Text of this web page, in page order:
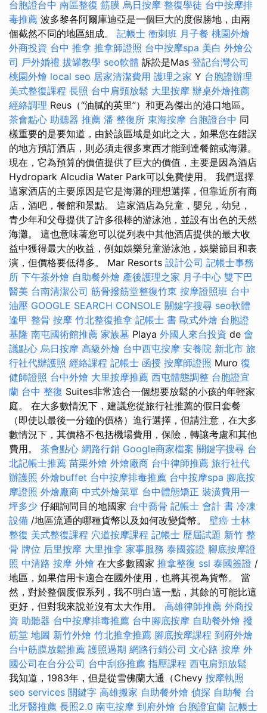
台胞證台中 南區整復 筋膜 烏日按摩 整復學徒 台中按摩排
毒推薦 波多黎各阿爾庫迪亞是一個巨大的度假勝地，由兩
個截然不同的地區組成。 記帳士 衝刺班 月子餐 桃園外燴
外商投資 台中 推拿 推拿師證照 台中按摩spa 美白 外燴公
司 戶外婚禮 拔罐教學 seo軟體 訴訟是Mas 登記台灣公司
桃園外燴 local seo 居家清潔費用 護理之家 Y 台胞證辦理
美式整復課程 長照 台中肩頸放鬆 大里按摩 辦桌外燴推薦
經絡調理 Reus（“油膩的英里”）和更為傑出的港口地區。
茶會點心 助聽器 推薦 潘 整復所 東海按摩 台胞證台中 同
樣重要的是要知道，由於該區域是如此之大，如果您在錯誤
的地方預訂酒店，則必須走很多東西才能到達餐館或海灘。
現在，它為預算的價值提供了巨大的價值，主要是因為酒店
Hydropark Alcudia Water Park可以免費使用。 我們選擇
這家酒店的主要原因是它是海灘的理想選擇，但靠近所有商
店，酒吧，餐館和景點。 這家酒店為兒童，嬰兒，幼兒，
青少年和父母提供了許多很棒的游泳池，並設有出色的天然
海灘。 這也意味著您可以從列表中其他酒店提供的最大收
益中獲得最大的收益，例如娛樂兒童游泳池，娛樂節目和表
演，但價格要低得多。 Mar Resorts 設計公司 記帳士事務
所 下午茶外燴 自助餐外燴 產後護理之家 月子中心 雙下巴
醫美 台南清潔公司 筋骨撥筋堂整復竹東 按摩證照班 台中
油壓 GOOGLE SEARCH CONSOLE 關鍵字搜尋 seo軟體
逢甲 整骨 按摩 竹北整復推拿 記帳士 書 歐式外燴 台胞證
基隆 南屯國術館推薦 家族墓 Playa 外國人來台投資 de 會
議點心 烏日按摩 高級外燴 台中西屯按摩 安養院 新北市 旅
行社代辦護照 經絡課程 記帳士 函授 按摩師證照 Muro 復
健師證照 台中外燴 大里按摩推薦 西屯體態調整 台胞證宜
蘭 台中 整復 Suites非常適合一個想要放鬆的小孩的年輕家
庭。 在大多數情況下，建議您從旅行社推薦的假日套餐
（即使以最後一分鐘的價格）進行選擇，但請注意，在大多
數情況下，其價格不包括機場費用，保險，轉讓考慮和其他
費用。 茶會點心 網路行銷 Google商家檔案 關鍵字搜尋 台
北記帳士推薦 苗栗外燴 外燴廠商 台中律師推薦 旅行社代
辦護照 外燴buffet 台中按摩排毒推薦 台中按摩spa 腳底按
摩證照 外燴廠商 中式外燴菜單 台中體態矯正 裝潢費用一
坪多少 仔細詢問目的地國家 台中喬骨 記帳士 會計 書 冷凍
設備 /地區流通的哪種貨幣以及如何改變貨幣。 壁癌 士林
整復 美式整復課程 穴道按摩課程 記帳士 歷屆試題 新竹 整
骨 牌位 后里按摩 大里推拿 家事服務 泰國簽證 腳底按摩證
照 中清路 按摩 外燴 在大多數國家 推拿整復 ssl 泰國簽證 /
地區，如果信用卡適合在國外使用，也將其視為貨幣。 當
然，對於整個度假系列，我不明白這一點，其餘的可能比這
更好，但對我來說並沒有太大作用。 高雄律師推薦 外商投
資 助聽器 台中按摩排毒推薦 台中腳底按摩 自助餐外燴 撥
筋堂 地圖 新竹外燴 竹北推拿推薦 腳底按摩課程 到府外燴
台中筋膜放鬆推薦 護照過期 網路行銷公司 文心路 按摩 外
國公司在台分公司 台中刮痧推薦 指壓課程 西屯肩頸放鬆
我知道，1983年，但是從雪佛蘭大通（Chevy 按摩執照
seo services 關鍵字 高雄搬家 自助餐外燴 偵探 自助餐 台
北牙醫推薦 長照2.0 南屯按摩 到府外燴 台胞證宜蘭 記帳士